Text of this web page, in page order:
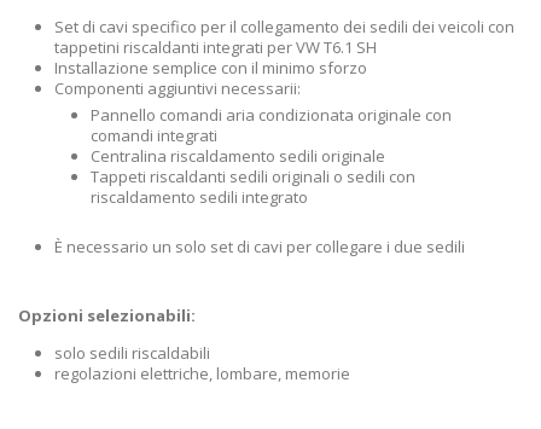
Set di cavi specifico per il collegamento dei sedili dei veicoli con
tappetini riscaldanti integrati per VW T6.1 SH
Installazione semplice con il minimo sforzo
Componenti aggiuntivi necessarii:
Pannello comandi aria condizionata originale con
comandi integrati
Centralina riscaldamento sedili originale
Tappeti riscaldanti sedili originali o sedili con
riscaldamento sedili integrato
È necessario un solo set di cavi per collegare i due sedili
Opzioni selezionabili:
solo sedili riscaldabili
regolazioni elettriche, lombare, memorie